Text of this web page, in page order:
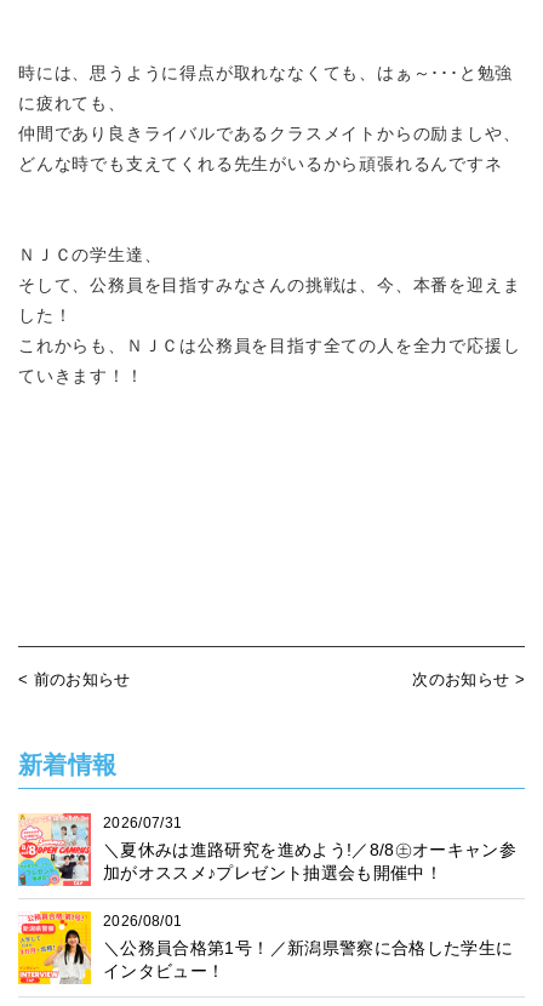
時には、思うように得点が取れななくても、はぁ～･･･と勉強
に疲れても、
仲間であり良きライバルであるクラスメイトからの励ましや、
どんな時でも支えてくれる先生がいるから頑張れるんですネ
ＮＪＣの学生達、
そして、公務員を目指すみなさんの挑戦は、今、本番を迎えま
した！
これからも、ＮＪＣは公務員を目指す全ての人を全力で応援し
ていきます！！
< 前のお知らせ 次のお知らせ >
新着情報
2026/07/31
＼夏休みは進路研究を進めよう!／8/8㊏オーキャン参
加がオススメ♪プレゼント抽選会も開催中！
2026/08/01
＼公務員合格第1号！／新潟県警察に合格した学生に
インタビュー！